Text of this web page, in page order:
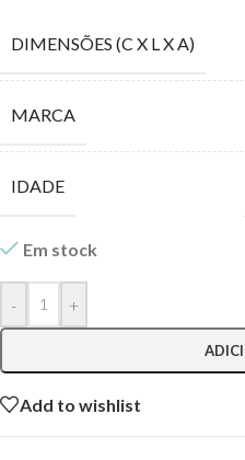
DIMENSÕES (C X L X A)
MARCA
IDADE
Em stock
- +
Add to wishlist